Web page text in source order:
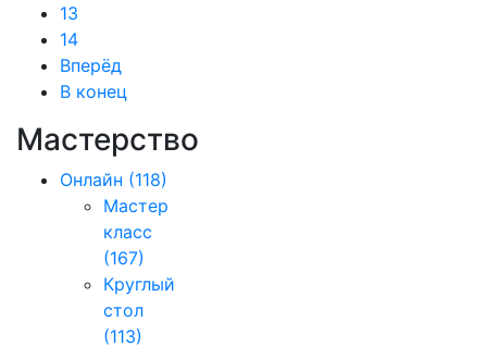
13
14
Вперёд
В конец
Мастерство
Онлайн (118)
Мастер
класс
(167)
Круглый
стол
(113)